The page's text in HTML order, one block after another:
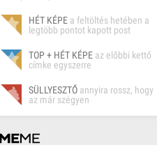
HÉT KÉPE a feltöltés hetében a
legtöbb pontot kapott post
TOP + HÉT KÉPE az előbbi kettő
címke egyszerre
SÜLLYESZTŐ annyira rossz, hogy
az már szégyen